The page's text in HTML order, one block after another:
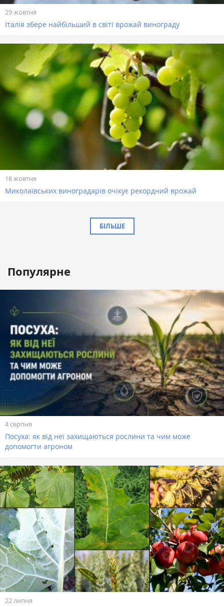
29 жовтня
Італія збере найбільший в світі врожай винограду
18 жовтня
Миколаївських виноградарів очікує рекордний врожай
БІЛЬШЕ
Популярне
4 серпня
Посуха: як від неї захищаються рослини та чим може
допомогти агроном
22 липня